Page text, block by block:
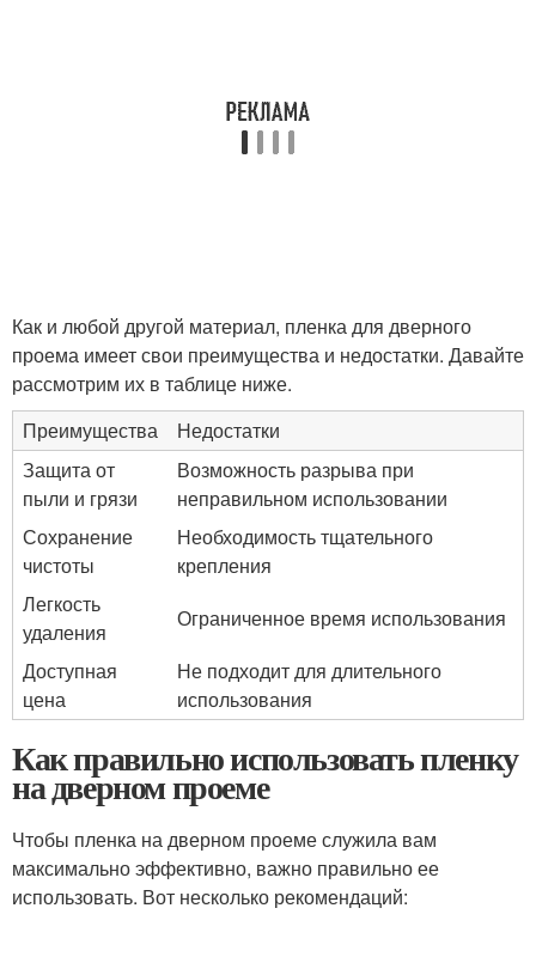
Как и любой другой материал, пленка для дверного
проема имеет свои преимущества и недостатки. Давайте
рассмотрим их в таблице ниже.
Преимущества
Недостатки
Защита от
пыли и грязи
Возможность разрыва при
неправильном использовании
Сохранение
чистоты
Необходимость тщательного
крепления
Легкость
удаления
Ограниченное время использования
Доступная
цена
Не подходит для длительного
использования
Как правильно использовать пленку
на дверном проеме
Чтобы пленка на дверном проеме служила вам
максимально эффективно, важно правильно ее
использовать. Вот несколько рекомендаций: